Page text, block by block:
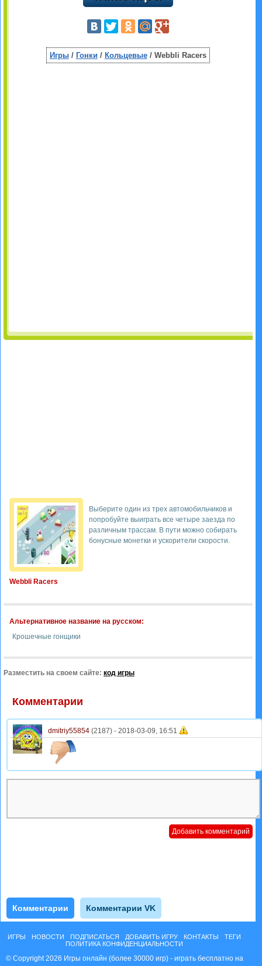
Игры/ Гонки / Кольцевые/ Webbli Racers
Webbli Racers
Выберите один из трех автомобильчиков и
попробуйте выиграть все четыре заезда по
различным трассам. В пути можно собирать
бонусные монетки и ускорители скорости.
Альтернативное название на русском:
Крошечные гонщики
Разместить на своем сайте: код игры
Комментарии
dmitriy55854 (2187) - 2018-03-09, 16:51
Комментарии Комментарии VK
ИГРЫ НОВОСТИ ПОДПИСАТЬСЯ ДОБАВИТЬ ИГРУ КОНТАКТЫ
ТЕГИ
ПОЛИТИКА КОНФИДЕНЦИАЛЬНОСТИ
© Copyright 2026 Игры онлайн (более 30000 игр) - играть бесплатно на